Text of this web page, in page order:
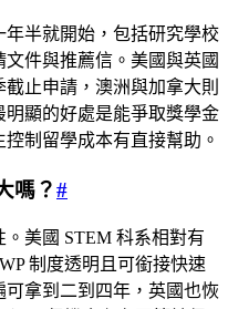
半就開始，包括研究學校
件與推薦信。美國與英國
止申請，澳洲與加拿大則
顯的好處是能爭取獎學金
制留學成本有直接幫助。
嗎？#
美國 STEM 科系相對有
制度透明且可銜接快速
拿到二到四年，英國也恢